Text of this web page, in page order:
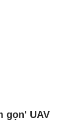
gọn' UAV